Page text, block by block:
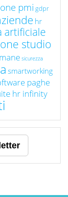
pmi gdpr
hr
artificiale
studio
sicurezza
smartworking
paghe
hr infinity